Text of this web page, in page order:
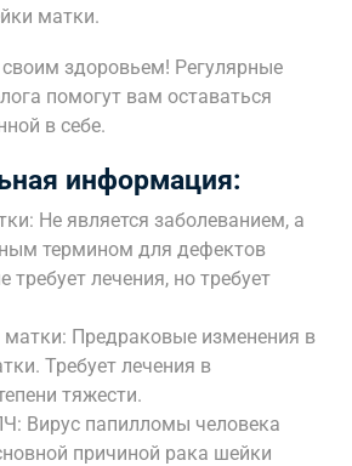
матки.
своим здоровьем! Регулярные
помогут вам оставаться
в себе.
информация:
Не является заболеванием, а
термином для дефектов
требует лечения, но требует
Предраковые изменения в
Требует лечения в
тяжести.
Вирус папилломы человека
причиной рака шейки